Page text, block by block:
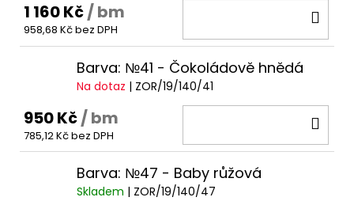
1 160 Kč/ bm
958,68 Kč bez DPH
Barva: №41 - Čokoládově hnědá
Na dotaz | ZOR/19/140/41
950 Kč/ bm
785,12 Kč bez DPH
Barva: №47 - Baby růžová
Skladem | ZOR/19/140/47